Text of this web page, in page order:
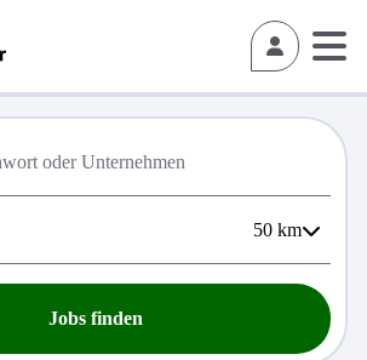
50 km
Jobs finden